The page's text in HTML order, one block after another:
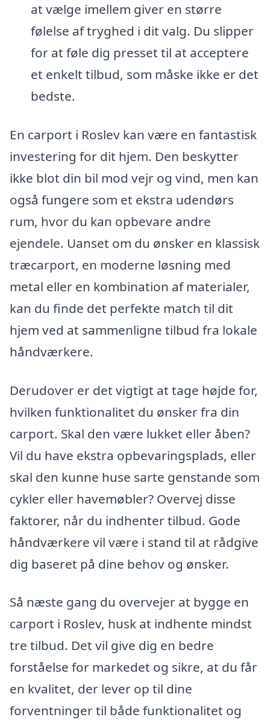
at vælge imellem giver en større
følelse af tryghed i dit valg. Du slipper
for at føle dig presset til at acceptere
et enkelt tilbud, som måske ikke er det
bedste.
En carport i Roslev kan være en fantastisk
investering for dit hjem. Den beskytter
ikke blot din bil mod vejr og vind, men kan
også fungere som et ekstra udendørs
rum, hvor du kan opbevare andre
ejendele. Uanset om du ønsker en klassisk
træcarport, en moderne løsning med
metal eller en kombination af materialer,
kan du finde det perfekte match til dit
hjem ved at sammenligne tilbud fra lokale
håndværkere.
Derudover er det vigtigt at tage højde for,
hvilken funktionalitet du ønsker fra din
carport. Skal den være lukket eller åben?
Vil du have ekstra opbevaringsplads, eller
skal den kunne huse sarte genstande som
cykler eller havemøbler? Overvej disse
faktorer, når du indhenter tilbud. Gode
håndværkere vil være i stand til at rådgive
dig baseret på dine behov og ønsker.
Så næste gang du overvejer at bygge en
carport i Roslev, husk at indhente mindst
tre tilbud. Det vil give dig en bedre
forståelse for markedet og sikre, at du får
en kvalitet, der lever op til dine
forventninger til både funktionalitet og